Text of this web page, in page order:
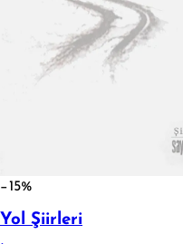
−15%
Yol Şiirleri